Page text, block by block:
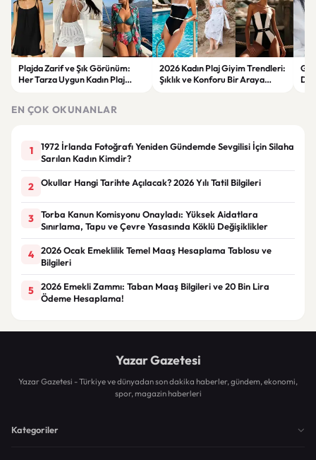
Plajda Zarif ve Şık Görünüm:
Her Tarza Uygun Kadın Plaj
2026 Kadın Plaj Giyim Trendleri:
Şıklık ve Konforu Bir Araya
EN ÇOK OKUNANLAR
1
1972 İrlanda Fotoğrafı Yeniden Gündemde Sevgilisi İçin Silaha
Sarılan Kadın Kimdir?
2 Okullar Hangi Tarihte Açılacak? 2026 Yılı Tatil Bilgileri
3
Torba Kanun Komisyonu Onayladı: Yüksek Aidatlara
Sınırlama, Tapu ve Çevre Yasasında Köklü Değişiklikler
4
2026 Ocak Emeklilik Temel Maaş Hesaplama Tablosu ve
Bilgileri
5
2026 Emekli Zammı: Taban Maaş Bilgileri ve 20 Bin Lira
Ödeme Hesaplama!
Yazar Gazetesi
Yazar Gazetesi - Türkiye ve dünyadan son dakika haberler, gündem, ekonomi,
spor, magazin haberleri
Kategoriler